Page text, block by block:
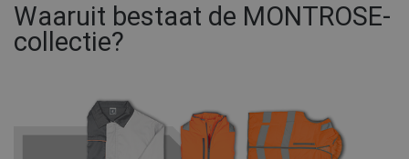
Waaruit bestaat de MONTROSE-
collectie?